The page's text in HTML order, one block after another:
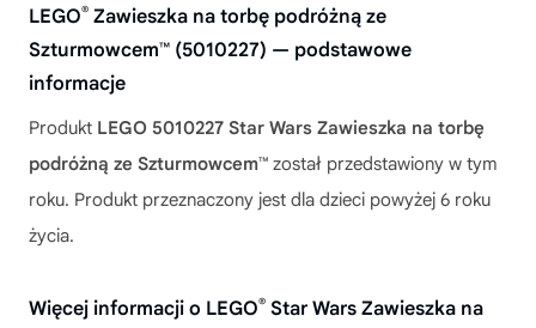
LEGO® Zawieszka na torbę podróżną ze
Szturmowcem™ (5010227) — podstawowe
informacje
Produkt LEGO 5010227 Star Wars Zawieszka na torbę
podróżną ze Szturmowcem™ został przedstawiony w tym
roku. Produkt przeznaczony jest dla dzieci powyżej 6 roku
życia.
Więcej informacji o LEGO® Star Wars Zawieszka na